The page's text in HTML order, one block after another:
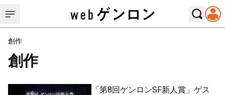
創作
創作
「第8回ゲンロンSF新人賞」ゲス